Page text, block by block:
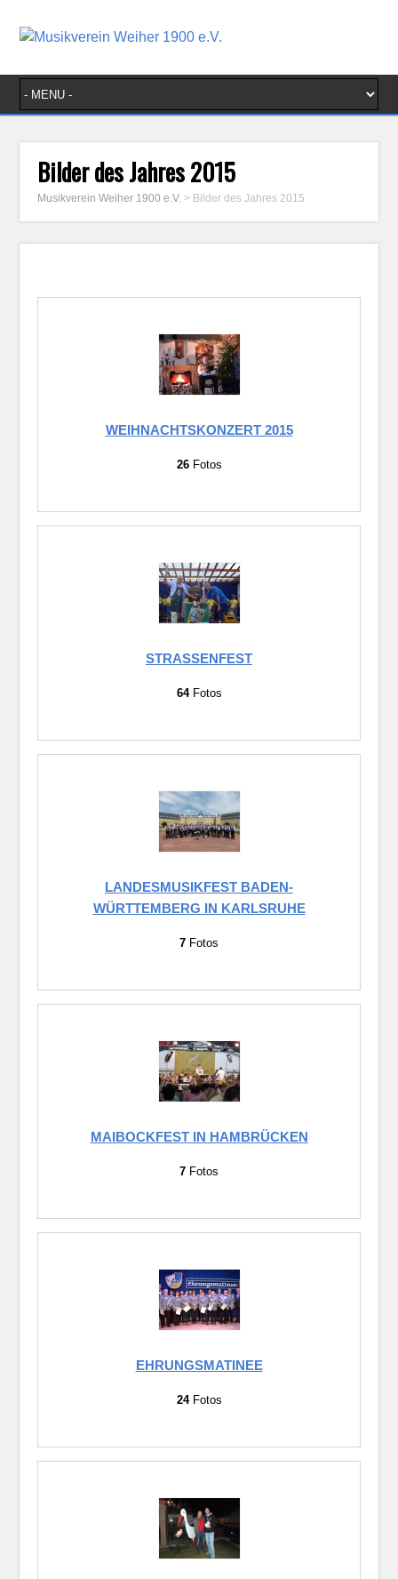
Bilder des Jahres 2015
Musikverein Weiher 1900 e.V. > Bilder des Jahres 2015
WEIHNACHTSKONZERT 2015
26Fotos
STRASSENFEST
64Fotos
LANDESMUSIKFEST BADEN-
WÜRTTEMBERG IN KARLSRUHE
7 Fotos
MAIBOCKFEST IN HAMBRÜCKEN
7 Fotos
EHRUNGSMATINEE
24Fotos